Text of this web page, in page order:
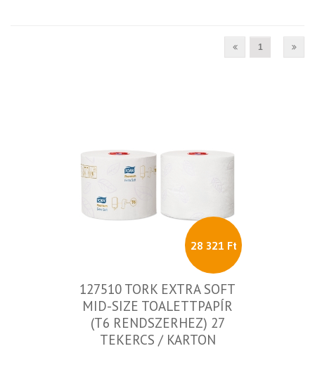
1
28 321 Ft
127510 TORK EXTRA SOFT
MID-SIZE TOALETTPAPÍR
(T6 RENDSZERHEZ) 27
TEKERCS / KARTON